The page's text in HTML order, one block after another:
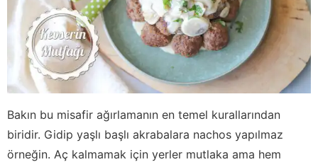
Bakın bu misafir ağırlamanın en temel kurallarından
biridir. Gidip yaşlı başlı akrabalara nachos yapılmaz
örneğin. Aç kalmamak için yerler mutlaka ama hem